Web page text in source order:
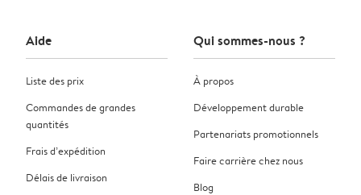
Aide
Liste des prix
Commandes de grandes
quantités
Frais d’expédition
Délais de livraison
Qui sommes-nous ?
À propos
Développement durable
Partenariats promotionnels
Faire carrière chez nous
Blog